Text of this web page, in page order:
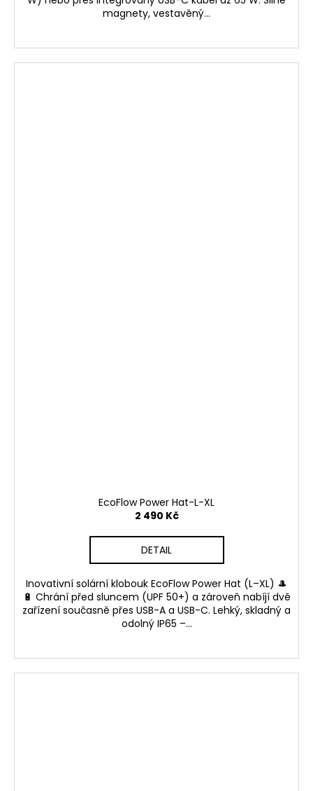
magnety, vestavěný...
EcoFlow Power Hat-L-XL
2 490 Kč
DETAIL
Inovativní solární klobouk EcoFlow Power Hat (L–XL) 🎩
🔋 Chrání před sluncem (UPF 50+) a zároveň nabíjí dvě
zařízení současně přes USB-A a USB-C. Lehký, skladný a
odolný IP65 –...